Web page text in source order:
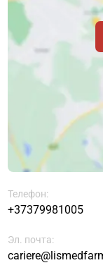
Телефон:
+37379981005
Эл. почта: